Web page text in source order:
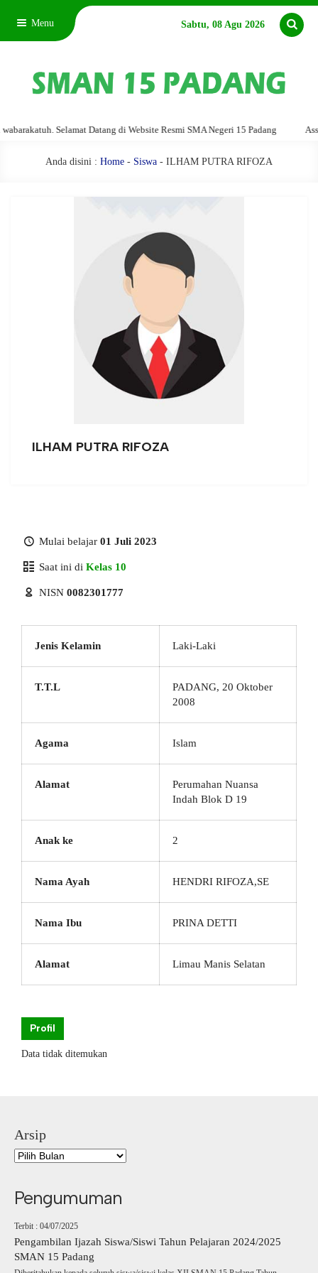
Menu Sabtu, 08 Agu 2026
Selamat Datang di Website Resmi SMA Negeri 15 Padang
Anda disini : Home - Siswa - ILHAM PUTRA RIFOZA
ILHAM PUTRA RIFOZA
Mulai belajar 01 Juli 2023
Saat ini di Kelas 10
NISN 0082301777
Jenis Kelamin Laki-Laki
T.T.L
PADANG, 20 Oktober
2008
Agama Islam
Alamat
Perumahan Nuansa
Indah Blok D 19
Anak ke 2
Nama Ayah HENDRI RIFOZA,SE
Nama Ibu PRINA DETTI
Alamat Limau Manis Selatan
Profil
Data tidak ditemukan
Arsip
Pengumuman
Terbit : 04/07/2025
Pengambilan Ijazah Siswa/Siswi Tahun Pelajaran 2024/2025
SMAN 15 Padang